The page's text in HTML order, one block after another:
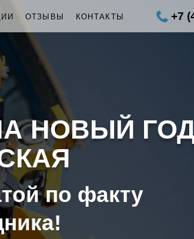
ОТЗЫВЫ КОНТАКТЫ +7
НОВЫЙ ГОД
по факту